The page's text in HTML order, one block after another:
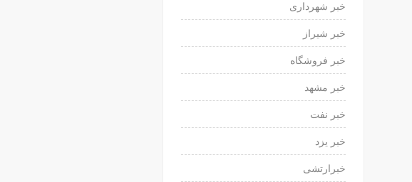
خبر شهرداری
خبر شیراز
خبر فروشگاه
خبر مشهد
خبر نفت
خبر یزد
خبرارتشی